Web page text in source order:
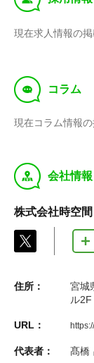
現在求人情報の掲
f コラム
現在コラム情報の
y 会社情報
株式会社時空間
住所：
宮城
ル
URL：
代表者： 髙橋